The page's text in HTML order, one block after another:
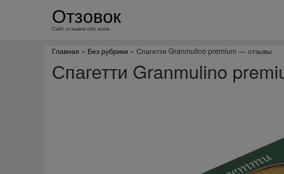
Отзовок
Сайт отзывов обо всём
Главная » Без рубрики » Спагетти Granmulino premium — отзывы
Спагетти Granmulino